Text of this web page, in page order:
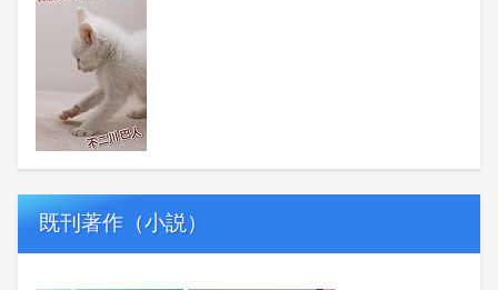
既刊著作（小説）